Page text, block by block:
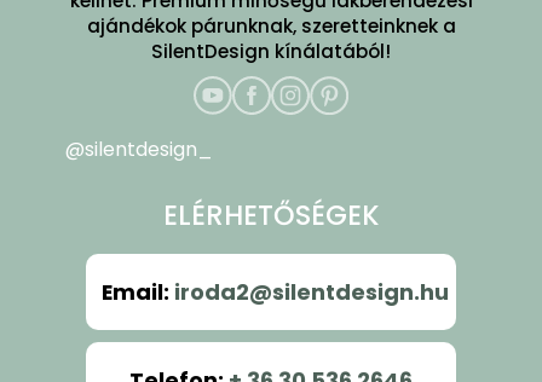
ajándékok párunknak, szeretteinknek a
SilentDesign kínálatából!
@silentdesign_
ELÉRHETŐSÉGEK
Email: iroda2@silentdesign.hu